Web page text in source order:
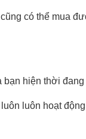
có thể mua
bạn hiện thời đang
luôn hoạt